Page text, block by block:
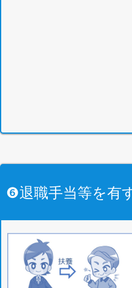
❻退職手当等を有